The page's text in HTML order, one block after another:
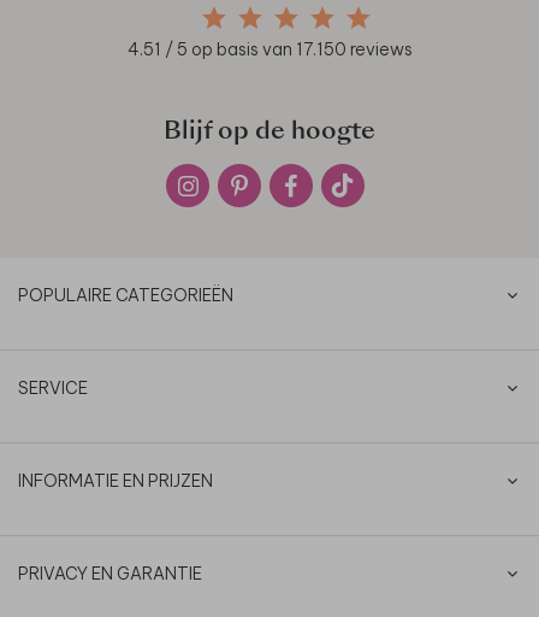
4.51 / 5 op basis van 17.150 reviews
Blijf op de hoogte
POPULAIRE CATEGORIEËN
SERVICE
INFORMATIE EN PRIJZEN
PRIVACY EN GARANTIE